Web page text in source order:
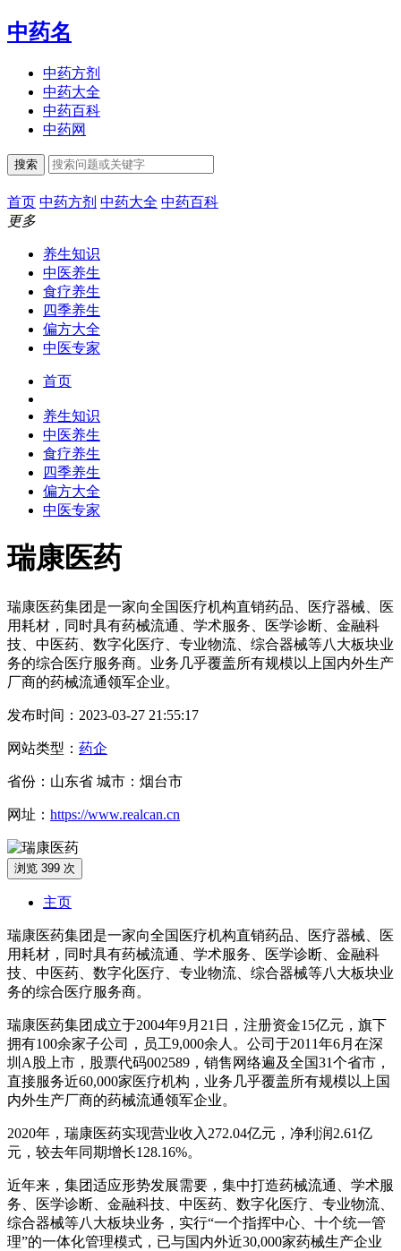
中药名
中药方剂
中药大全
中药百科
中药网
搜索
首页 中药方剂 中药大全 中药百科
更多
养生知识
中医养生
食疗养生
四季养生
偏方大全
中医专家
首页
养生知识
中医养生
食疗养生
四季养生
偏方大全
中医专家
瑞康医药
瑞康医药集团是一家向全国医疗机构直销药品、医疗器械、医
用耗材，同时具有药械流通、学术服务、医学诊断、金融科
技、中医药、数字化医疗、专业物流、综合器械等八大板块业
务的综合医疗服务商。业务几乎覆盖所有规模以上国内外生产
厂商的药械流通领军企业。
发布时间：2023-03-27 21:55:17
网站类型： 药企
省份：山东省 城市：烟台市
网址： https://www.realcan.cn
浏览 399 次
主页
瑞康医药集团是一家向全国医疗机构直销药品、医疗器械、医
用耗材，同时具有药械流通、学术服务、医学诊断、金融科
技、中医药、数字化医疗、专业物流、综合器械等八大板块业
务的综合医疗服务商。
瑞康医药集团成立于2004年9月21日，注册资金15亿元，旗下
拥有100余家子公司，员工9,000余人。公司于2011年6月在深
圳A股上市，股票代码002589，销售网络遍及全国31个省市，
直接服务近60,000家医疗机构，业务几乎覆盖所有规模以上国
内外生产厂商的药械流通领军企业。
2020年，瑞康医药实现营业收入272.04亿元，净利润2.61亿
元，较去年同期增长128.16%。
近年来，集团适应形势发展需要，集中打造药械流通、学术服
务、医学诊断、金融科技、中医药、数字化医疗、专业物流、
综合器械等八大板块业务，实行“一个指挥中心、十个统一管
理”的一体化管理模式，已与国内外近30,000家药械生产企业